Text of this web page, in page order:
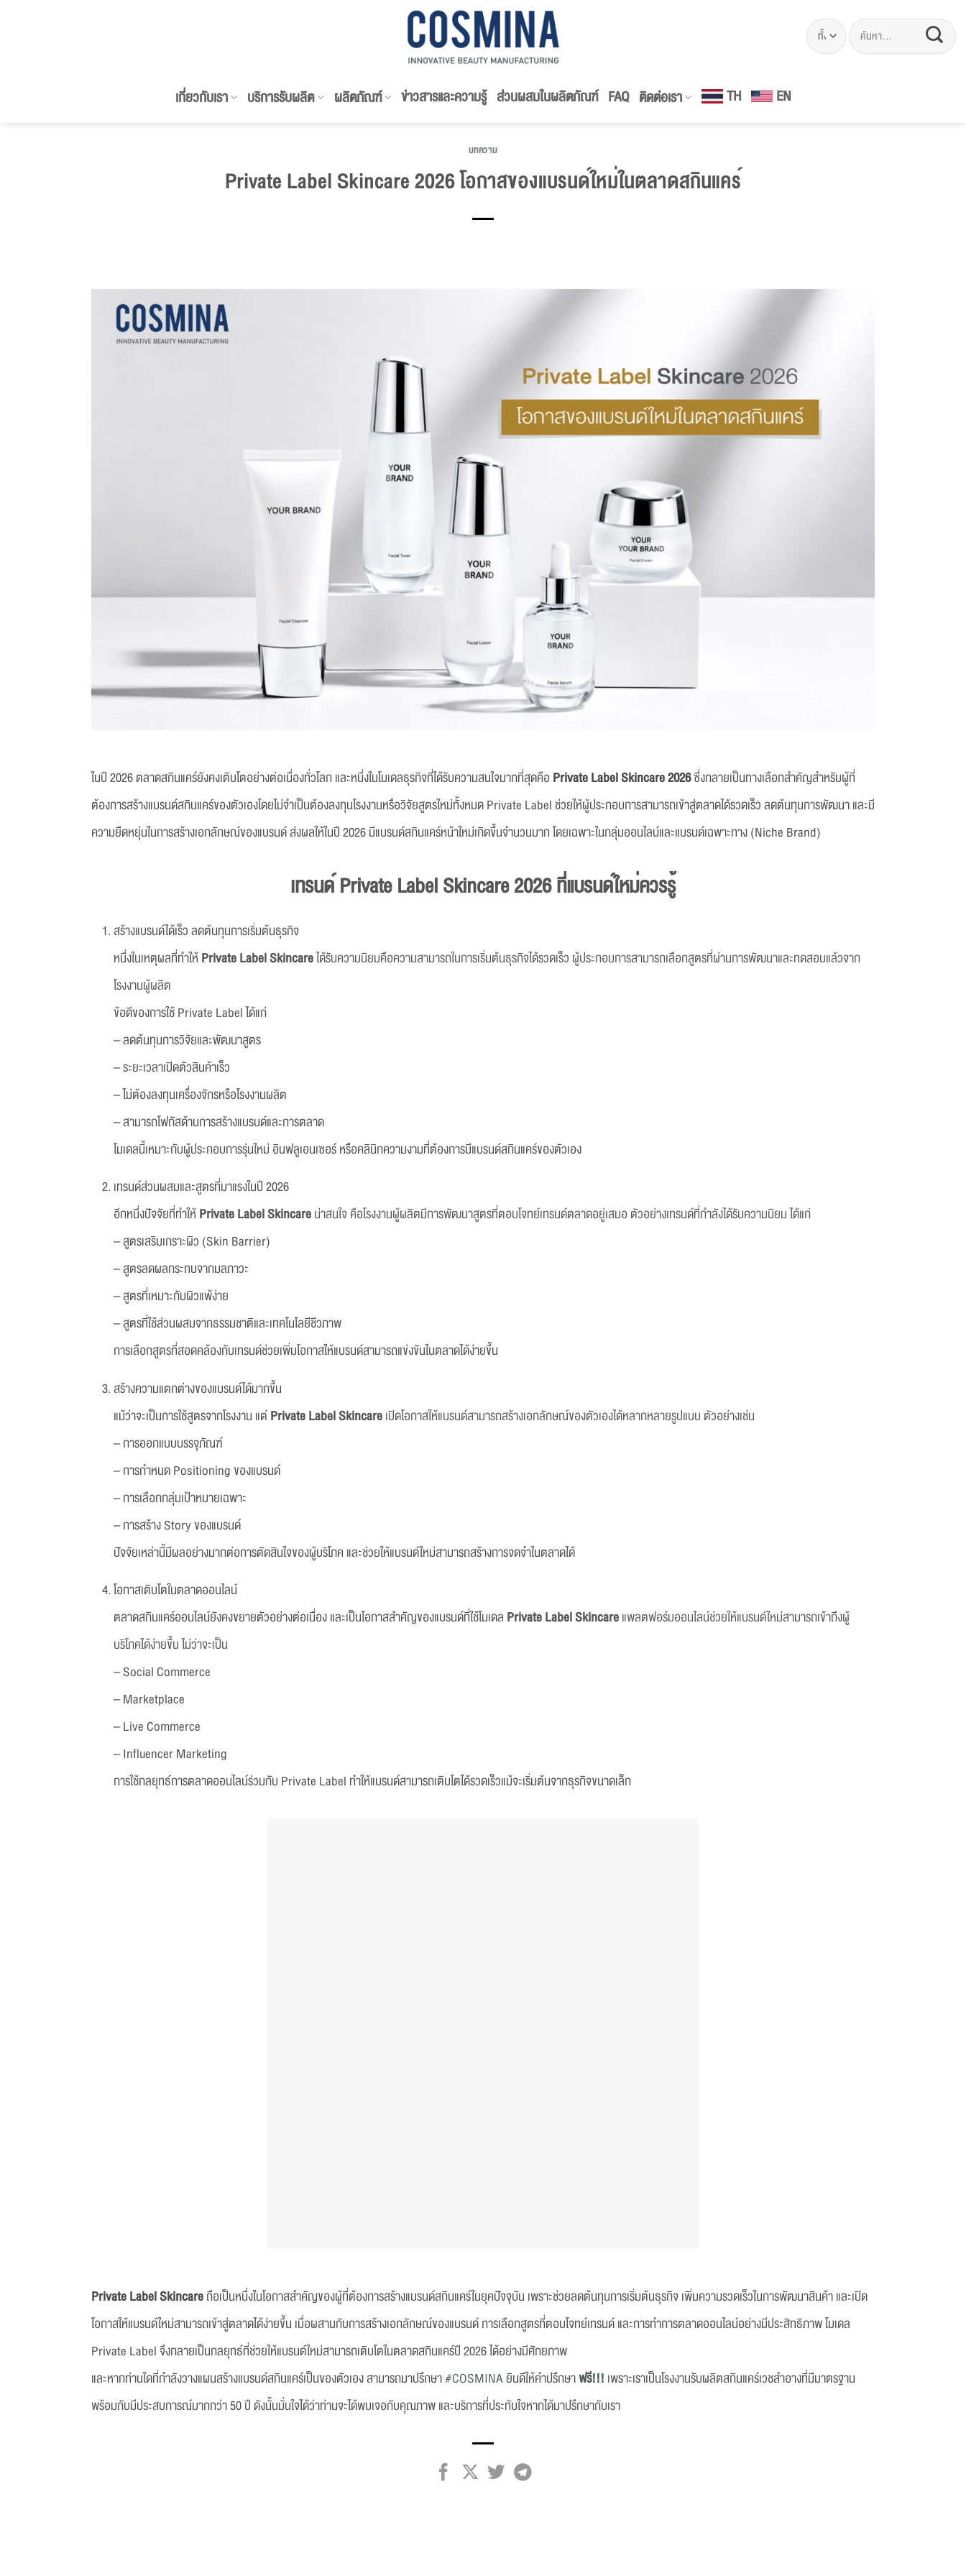
ค้นหา:
เกี่ยวกับเรา บริการรับผลิต ผลิตภัณฑ์ ข่าวสารและความรู้ ส่วนผสมในผลิตภัณฑ์ FAQ ติดต่อเรา TH EN
บทความ
Private Label Skincare 2026 โอกาสของแบรนด์ใหม่ในตลาดสกินแคร์
ในปี 2026 ตลาดสกินแคร์ยังคงเติบโตอย่างต่อเนื่องทั่วโลก และหนึ่งในโมเดลธุรกิจที่ได้รับความสนใจมากที่สุดคือPrivate Label Skincare 2026ซึ่งกลายเป็นทางเลือกสำคัญสำหรับผู้ที่
ต้องการสร้างแบรนด์สกินแคร์ของตัวเองโดยไม่จำเป็นต้องลงทุนโรงงานหรือวิจัยสูตรใหม่ทั้งหมด Private Label ช่วยให้ผู้ประกอบการสามารถเข้าสู่ตลาดได้รวดเร็ว ลดต้นทุนการพัฒนา และมี
ความยืดหยุ่นในการสร้างเอกลักษณ์ของแบรนด์ ส่งผลให้ในปี 2026 มีแบรนด์สกินแคร์หน้าใหม่เกิดขึ้นจำนวนมาก โดยเฉพาะในกลุ่มออนไลน์และแบรนด์เฉพาะทาง (Niche Brand)
เทรนด์Private Label Skincare 2026 ที่แบรนด์ใหม่ควรรู้
สร้างแบรนด์ได้เร็ว ลดต้นทุนการเริ่มต้นธุรกิจ
หนึ่งในเหตุผลที่ทำให้Private Label Skincareได้รับความนิยมคือความสามารถในการเริ่มต้นธุรกิจได้รวดเร็ว ผู้ประกอบการสามารถเลือกสูตรที่ผ่านการพัฒนาและทดสอบแล้วจาก
โรงงานผู้ผลิต
ข้อดีของการใช้ Private Label ได้แก่
– ลดต้นทุนการวิจัยและพัฒนาสูตร
– ระยะเวลาเปิดตัวสินค้าเร็ว
– ไม่ต้องลงทุนเครื่องจักรหรือโรงงานผลิต
– สามารถโฟกัสด้านการสร้างแบรนด์และการตลาด
โมเดลนี้เหมาะกับผู้ประกอบการรุ่นใหม่ อินฟลูเอนเซอร์ หรือคลินิกความงามที่ต้องการมีแบรนด์สกินแคร์ของตัวเอง
เทรนด์ส่วนผสมและสูตรที่มาแรงในปี 2026
อีกหนึ่งปัจจัยที่ทำให้Private Label Skincareน่าสนใจ คือโรงงานผู้ผลิตมีการพัฒนาสูตรที่ตอบโจทย์เทรนด์ตลาดอยู่เสมอ ตัวอย่างเทรนด์ที่กำลังได้รับความนิยม ได้แก่
– สูตรเสริมเกราะผิว (Skin Barrier)
– สูตรลดผลกระทบจากมลภาวะ
– สูตรที่เหมาะกับผิวแพ้ง่าย
– สูตรที่ใช้ส่วนผสมจากธรรมชาติและเทคโนโลยีชีวภาพ
การเลือกสูตรที่สอดคล้องกับเทรนด์ช่วยเพิ่มโอกาสให้แบรนด์สามารถแข่งขันในตลาดได้ง่ายขึ้น
สร้างความแตกต่างของแบรนด์ได้มากขึ้น
แม้ว่าจะเป็นการใช้สูตรจากโรงงาน แต่ Private Label Skincareเปิดโอกาสให้แบรนด์สามารถสร้างเอกลักษณ์ของตัวเองได้หลากหลายรูปแบบ ตัวอย่างเช่น
– การออกแบบบรรจุภัณฑ์
– การกำหนด Positioning ของแบรนด์
– การเลือกกลุ่มเป้าหมายเฉพาะ
– การสร้าง Story ของแบรนด์
ปัจจัยเหล่านี้มีผลอย่างมากต่อการตัดสินใจของผู้บริโภค และช่วยให้แบรนด์ใหม่สามารถสร้างการจดจำในตลาดได้
โอกาสเติบโตในตลาดออนไลน์
ตลาดสกินแคร์ออนไลน์ยังคงขยายตัวอย่างต่อเนื่อง และเป็นโอกาสสำคัญของแบรนด์ที่ใช้โมเดล Private Label Skincareแพลตฟอร์มออนไลน์ช่วยให้แบรนด์ใหม่สามารถเข้าถึงผู้
บริโภคได้ง่ายขึ้น ไม่ว่าจะเป็น
– Social Commerce
– Marketplace
– Live Commerce
– Influencer Marketing
การใช้กลยุทธ์การตลาดออนไลน์ร่วมกับ Private Label ทำให้แบรนด์สามารถเติบโตได้รวดเร็วแม้จะเริ่มต้นจากธุรกิจขนาดเล็ก
Private Label Skincareถือเป็นหนึ่งในโอกาสสำคัญของผู้ที่ต้องการสร้างแบรนด์สกินแคร์ในยุคปัจจุบัน เพราะช่วยลดต้นทุนการเริ่มต้นธุรกิจ เพิ่มความรวดเร็วในการพัฒนาสินค้า และเปิด
โอกาสให้แบรนด์ใหม่สามารถเข้าสู่ตลาดได้ง่ายขึ้น เมื่อผสานกับการสร้างเอกลักษณ์ของแบรนด์ การเลือกสูตรที่ตอบโจทย์เทรนด์ และการทำการตลาดออนไลน์อย่างมีประสิทธิภาพ โมเดล
Private Label จึงกลายเป็นกลยุทธ์ที่ช่วยให้แบรนด์ใหม่สามารถเติบโตในตลาดสกินแคร์ปี 2026 ได้อย่างมีศักยภาพ
และหากท่านใดที่กำลังวางแผนสร้างแบรนด์สกินแคร์เป็นของตัวเอง สามารถมาปรึกษา#COSMINAยินดีให้คำปรึกษาฟรี!!! เพราะเราเป็นโรงงานรับผลิตสกินแคร์เวชสำอางที่มีมาตรฐาน
พร้อมกับมีประสบการณ์มากกว่า 50 ปี ดังนั้นมั่นใจได้ว่าท่านจะได้พบเจอกับคุณภาพ และบริการที่ประทับใจหากได้มาปรึกษากับเรา